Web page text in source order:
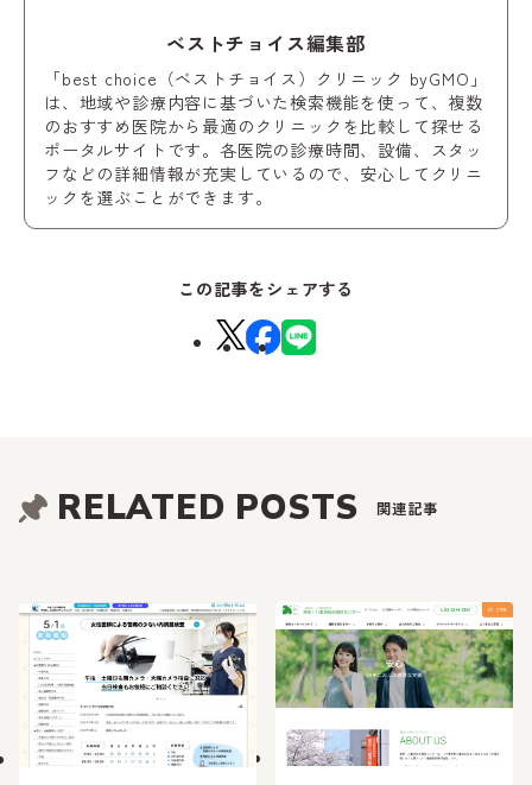
ベストチョイス編集部
「best choice（ベストチョイス）クリニック byGMO」
は、地域や診療内容に基づいた検索機能を使って、複数
のおすすめ医院から最適のクリニックを比較して探せる
ポータルサイトです。各医院の診療時間、設備、スタッ
フなどの詳細情報が充実しているので、安心してクリニ
ックを選ぶことができます。
この記事をシェアする
RELATED POSTS 関連記事